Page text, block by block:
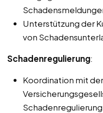
Unterstützung der
von
Schadenregulierung:
Koordination mit